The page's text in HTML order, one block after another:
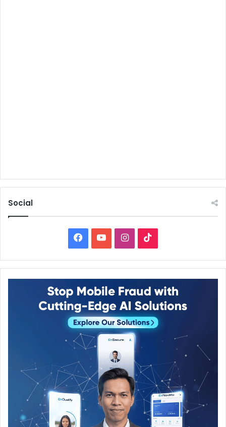
Social
Facebook
YouTubeInstagram